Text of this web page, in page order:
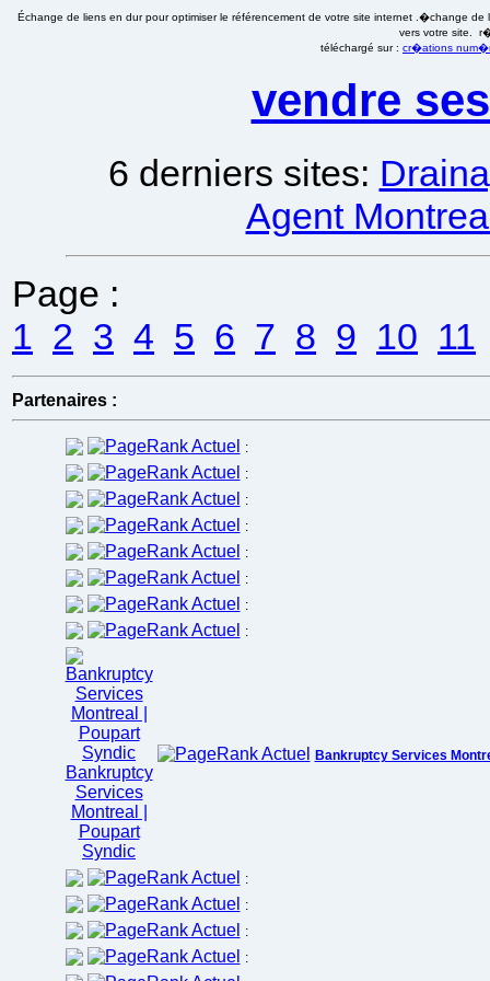
Échange de liens en dur pour optimiser le référencement de votre site internet .�change
vers votre site.
téléchargé sur : cr�ations
vendre
6 derniers sites:
Agent
Page :
1 2 3 4 5 6 7 8 9 10 11
Partenaires :
:
:
:
:
:
:
:
:
Bankruptcy Services
:
:
:
: